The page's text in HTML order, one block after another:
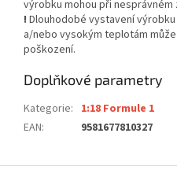
výrobku mohou při nesprávném
! Dlouhodobé vystavení
a/nebo vysokým teplotám
poškození.
Doplňkové parametry
Kategorie: 1:18 Formule 1
EAN: 9581677810327